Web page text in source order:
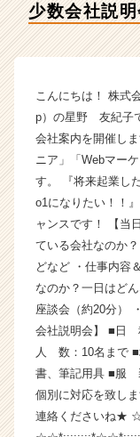
少数会社説
こんにちは！ 株式
p）の星野 友紀子
会社案内を開催し
ニア」「Webマー
す。 『将来起業し
o1になりたい！！
ャンスです！ 【当
ている会社なのか
どなど ・仕事内容
なのか？一日はど
座談会（約20分）
会社説明会】 ■日
人 数：10名まで
書、筆記用具 ■服
個別に対応を致し
連絡くださいね